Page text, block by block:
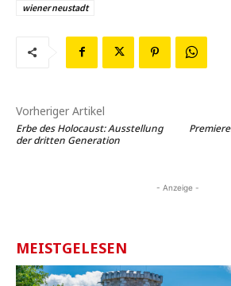
wiener neustadt
Vorheriger Artikel
Erbe des Holocaust: Ausstellung
der dritten Generation
- Anzeige -
MEISTGELESEN